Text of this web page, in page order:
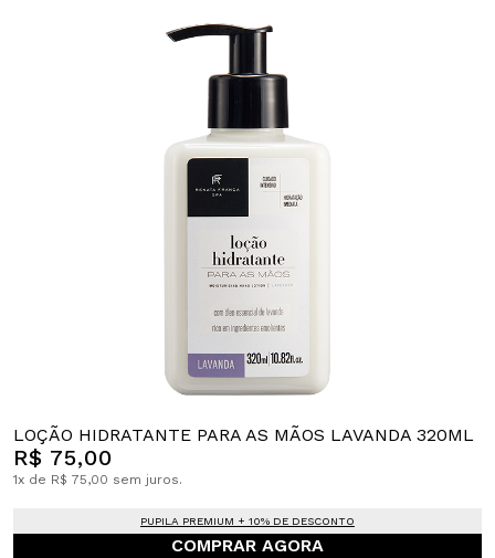
LOÇÃO HIDRATANTE PARA AS MÃOS LAVANDA 320ML
R$ 75,00
1x de R$ 75,00 sem juros.
PUPILA PREMIUM + 10% DE DESCONTO
COMPRAR AGORA